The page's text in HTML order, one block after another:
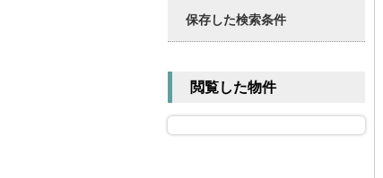
保存した検索条件
閲覧した物件